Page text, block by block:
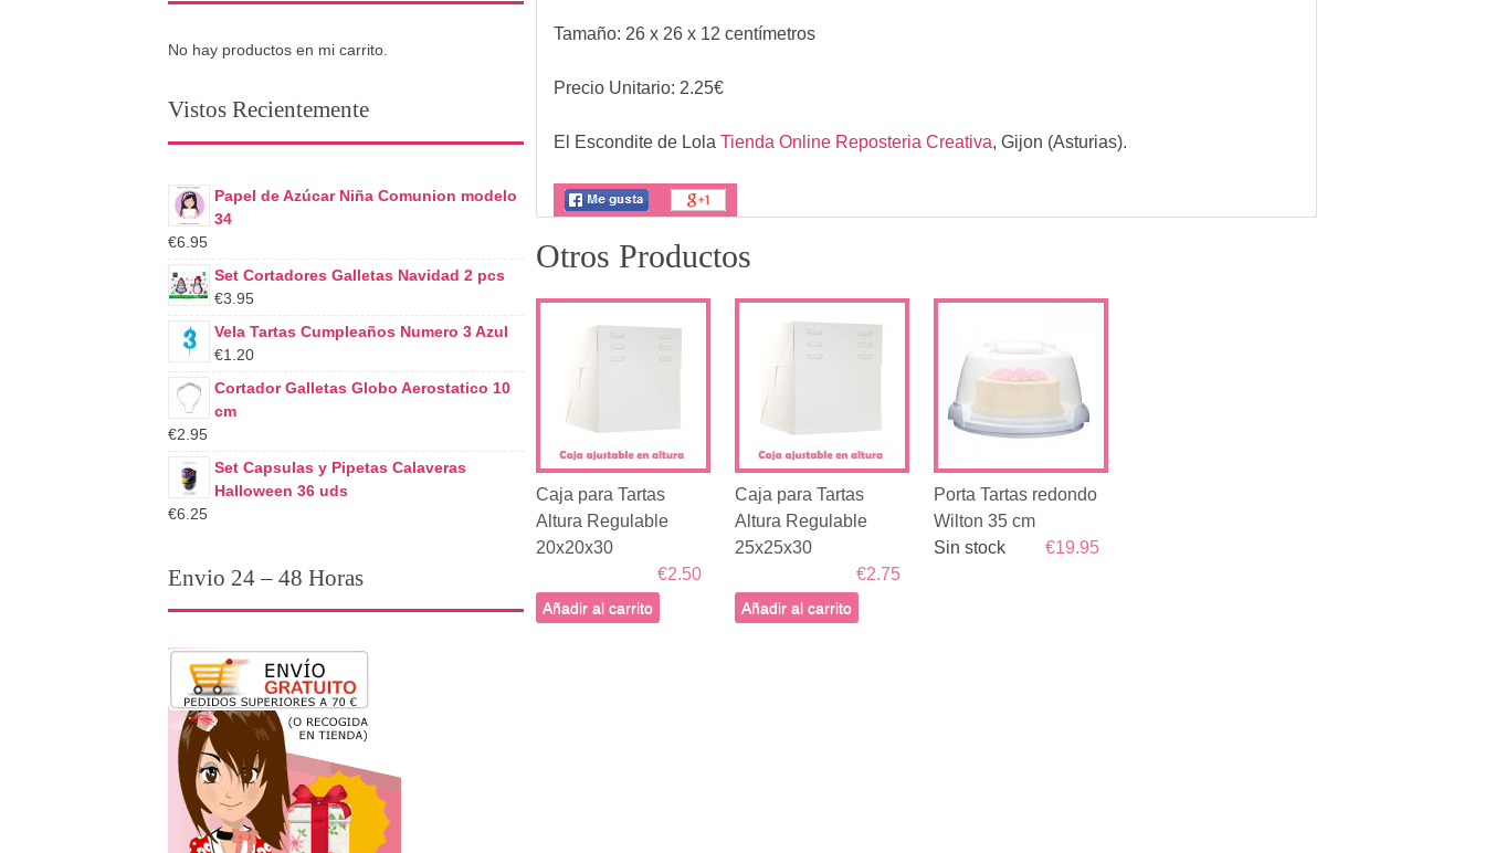
Tamaño: 26 x 26 x 12 centímetros
Precio Unitario: 2.25€
El Escondite de Lola Tienda Online Reposteria Creativa, Gijon (Asturias).
Otros Productos
Caja para Tartas
Altura Regulable
20x20x30
€2.50
Añadir al carrito
Caja para Tartas
Altura Regulable
25x25x30
€2.75
Añadir al carrito
Porta Tartas redondo
Wilton 35 cm
€19.95
Sin stock
No hay productos en mi carrito.
Vistos Recientemente
Papel de Azúcar Niña Comunion modelo
34
€6.95
Set Cortadores Galletas Navidad 2 pcs
€3.95
Vela Tartas Cumpleaños Numero 3 Azul
€1.20
Cortador Galletas Globo Aerostatico 10
cm
€2.95
Set Capsulas y Pipetas Calaveras
Halloween 36 uds
€6.25
Envio 24 – 48 Horas